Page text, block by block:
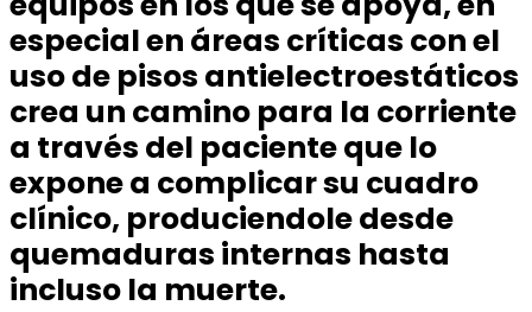
especial en áreas críticas con el
uso de pisos antielectroestáticos
crea un camino para la corriente
a través del paciente que lo
expone a complicar su cuadro
clínico, produciendole desde
quemaduras internas hasta
incluso la muerte.